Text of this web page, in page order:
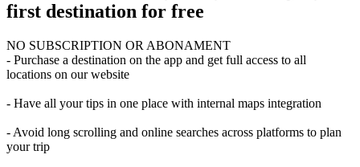
first destination for free
NO SUBSCRIPTION OR ABONAMENT
- Purchase a destination on the app and get full access to all
locations on our website
- Have all your tips in one place with internal maps integration
- Avoid long scrolling and online searches across platforms to plan
your trip